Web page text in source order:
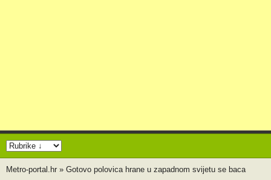
Metro-portal.hr » Gotovo polovica hrane u zapadnom svijetu se baca